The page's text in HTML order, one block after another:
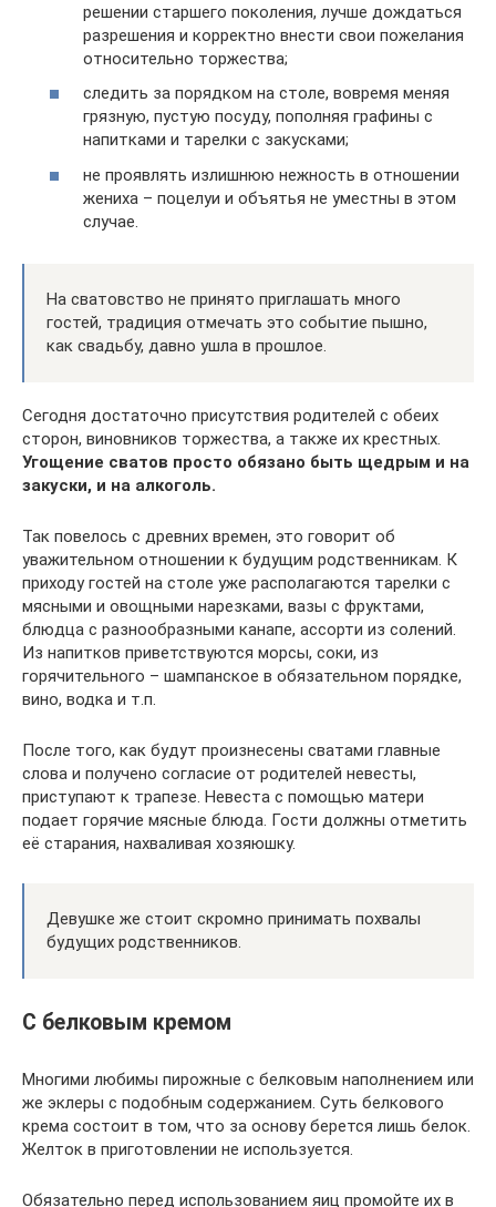
решении старшего поколения, лучше дождаться
разрешения и корректно внести свои пожелания
относительно торжества;
следить за порядком на столе, вовремя меняя
грязную, пустую посуду, пополняя графины с
напитками и тарелки с закусками;
не проявлять излишнюю нежность в отношении
жениха – поцелуи и объятья не уместны в этом
случае.
На сватовство не принято приглашать много
гостей, традиция отмечать это событие пышно,
как свадьбу, давно ушла в прошлое.
Сегодня достаточно присутствия родителей с обеих
сторон, виновников торжества, а также их крестных.
Угощение сватов просто обязано быть щедрым и на
закуски, и на алкоголь.
Так повелось с древних времен, это говорит об
уважительном отношении к будущим родственникам. К
приходу гостей на столе уже располагаются тарелки с
мясными и овощными нарезками, вазы с фруктами,
блюдца с разнообразными канапе, ассорти из солений.
Из напитков приветствуются морсы, соки, из
горячительного – шампанское в обязательном порядке,
вино, водка и т.п.
После того, как будут произнесены сватами главные
слова и получено согласие от родителей невесты,
приступают к трапезе. Невеста с помощью матери
подает горячие мясные блюда. Гости должны отметить
её старания, нахваливая хозяюшку.
Девушке же стоит скромно принимать похвалы
будущих родственников.
С белковым кремом
Многими любимы пирожные с белковым наполнением или
же эклеры с подобным содержанием. Суть белкового
крема состоит в том, что за основу берется лишь белок.
Желток в приготовлении не используется.
Обязательно перед использованием яиц промойте их в